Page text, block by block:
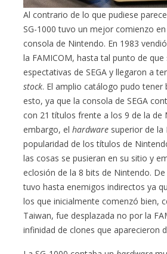
Al contrario de lo que pudiese
SG-1000 tuvo un mejor comienzo
consola de Nintendo. En 1983
la FAMICOM, hasta tal punto de que
espectativas de SEGA y llegaron a
stock. El amplio catálogo pudo tener
esto, ya que la consola de SEGA
con 21 títulos frente a los 9 de la de
embargo, elhardware superior de la
popularidad de los títulos de
las cosas se pusieran en su sitio y
eclosión de la 8 bits de Nintendo. De
tuvo hasta enemigos indirectos ya
los que inicialmente comenzó bien,
Taiwan, fue desplazada no por la
infinidad de clones que aparecieron